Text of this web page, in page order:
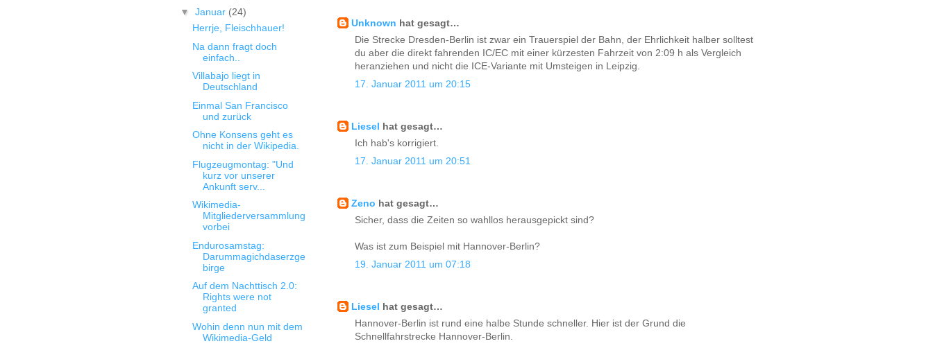
Unknown hat gesagt…
Die Strecke Dresden-Berlin ist zwar ein Trauerspiel der Bahn, der Ehrlichkeit halber solltest
du aber die direkt fahrenden IC/EC mit einer kürzesten Fahrzeit von 2:09 h als Vergleich
heranziehen und nicht die ICE-Variante mit Umsteigen in Leipzig.
17. Januar 2011 um 20:15
Liesel hat gesagt…
Ich hab's korrigiert.
17. Januar 2011 um 20:51
Zeno hat gesagt…
Sicher, dass die Zeiten so wahllos herausgepickt sind?
Was ist zum Beispiel mit Hannover-Berlin?
19. Januar 2011 um 07:18
Liesel hat gesagt…
Hannover-Berlin ist rund eine halbe Stunde schneller. Hier ist der Grund die
Schnellfahrstrecke Hannover-Berlin.
▼ Januar (24)
Herrje, Fleischhauer!
Na dann fragt doch
einfach..
Villabajo liegt in
Deutschland
Einmal San Francisco
und zurück
Ohne Konsens geht es
nicht in der Wikipedia.
Flugzeugmontag: "Und
kurz vor unserer
Ankunft serv...
Wikimedia-
Mitgliederversammlung
vorbei
Endurosamstag:
Darummagichdaserzge
birge
Auf dem Nachttisch 2.0:
Rights were not
granted
Wohin denn nun mit dem
Wikimedia-Geld